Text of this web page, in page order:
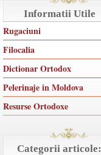
Informatii Utile
Rugaciuni
Filocalia
Dictionar Ortodox
Pelerinaje in Moldova
Resurse Ortodoxe
Categorii articole: